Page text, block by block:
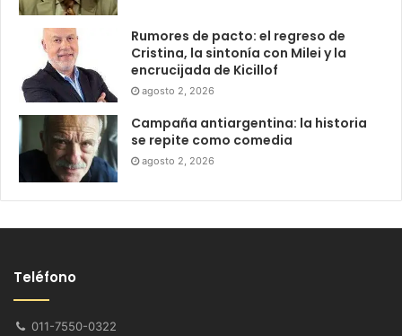
Rumores de pacto: el regreso de
Cristina, la sintonía con Milei y la
encrucijada de Kicillof
agosto 2, 2026
Campaña antiargentina: la historia
se repite como comedia
agosto 2, 2026
Teléfono
011-7550-0322